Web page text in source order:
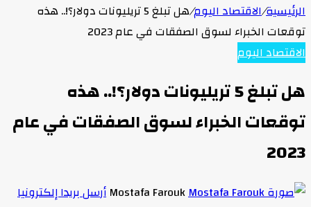
الرئيسية/الاقتصاد اليوم/
هل تبلغ 5 تريليونات دولار؟!.. هذه
توقعات الخبراء لسوق الصفقات في عام 2023
الاقتصاد اليوم
هل تبلغ 5 تريليونات دولار؟!.. هذه
توقعات الخبراء لسوق الصفقات في عام
2023
Mostafa Farouk أرسل بريدا إلكترونيا